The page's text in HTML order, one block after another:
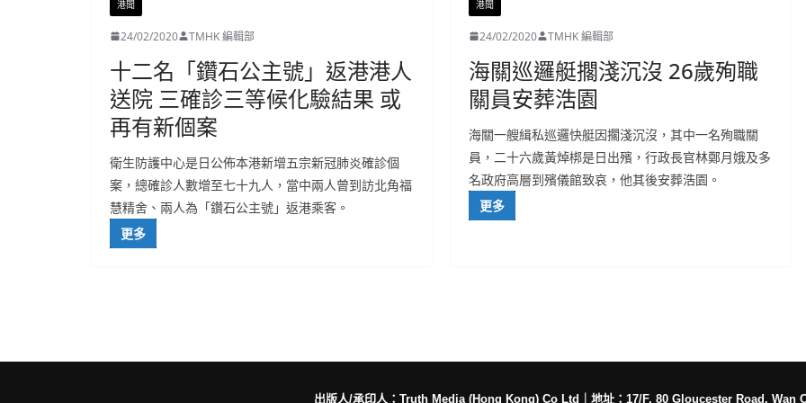
港聞
24/02/2020 TMHK 編輯部
十二名「鑽石公主號」返港港人
送院 三確診三等候化驗結果 或
再有新個案
衛生防護中心是日公佈本港新增五宗新冠肺炎確診個
案，總確診人數增至七十九人，當中兩人曾到訪北角福
慧精舍、兩人為「鑽石公主號」返港乘客。
更多
港聞
24/02/2020 TMHK 編輯部
海關巡邏艇擱淺沉沒 26歲殉職
關員安葬浩園
海關一艘緝私巡邏快艇因擱淺沉沒，其中一名殉職關
員，二十六歲黃焯梆是日出殯，行政長官林鄭月娥及多
名政府高層到殯儀館致哀，他其後安葬浩園。
更多
出版人/承印人：Truth Media (Hong Kong) Co Ltd 地址：17/F, 80 Gloucester Road, Wan